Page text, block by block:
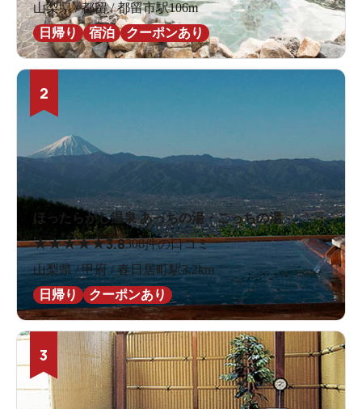
山梨県 / 都留 / 都留市駅106m
日帰り
宿泊 クーポンあり
2
ほったらかし温泉 あっちの湯・こっちの湯
★★★★★3.8308件の口コミ
山梨県 / 甲府 / 春日居町駅3.2km
日帰り
クーポンあり
3